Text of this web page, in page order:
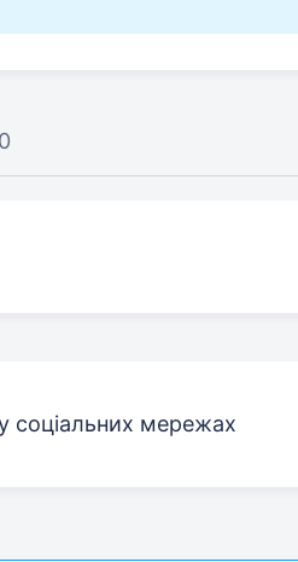
0
соціальних мережах